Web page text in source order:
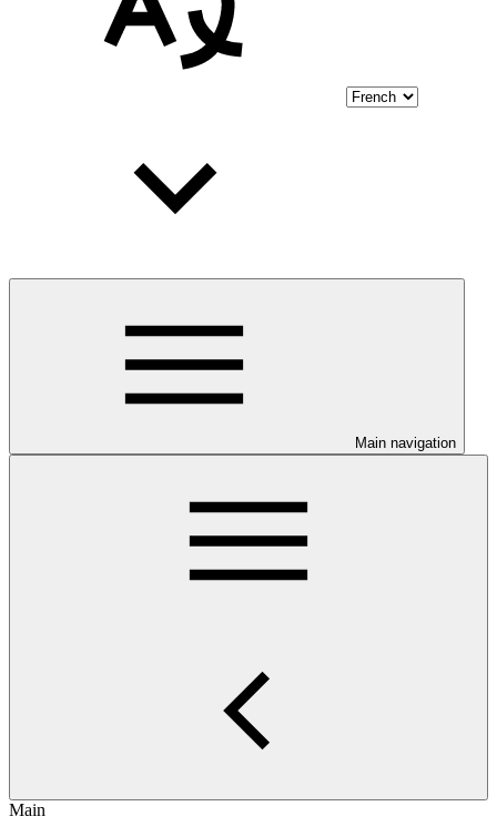
Main navigation
Main